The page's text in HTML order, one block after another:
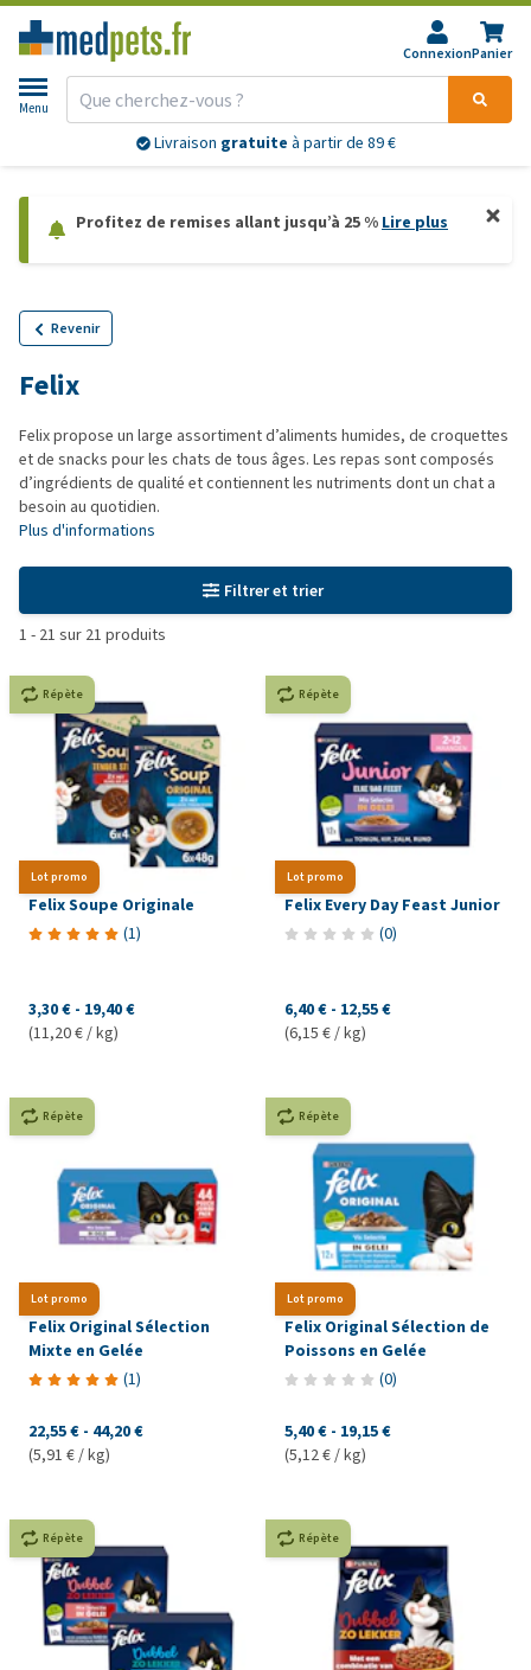
ConnexionPanier
Menu
Livraison gratuite à partir de 89 €
Profitez de remises allant jusqu’à 25 % Lire plus
Revenir
Felix
Felix propose un large assortiment d’aliments humides, de croquettes
et de snacks pour les chats de tous âges. Les repas sont composés
d’ingrédients de qualité et contiennent les nutriments dont un chat a
besoin au quotidien.
Plus d'informations
Filtrer et trier
1 - 21 sur 21 produits
Lot promo
Répète
Felix Soupe Originale
(1)
3,30 € - 19,40 €
(11,20 € / kg)
Lot promo
Répète
Felix Every Day Feast Junior
(0)
6,40 € - 12,55 €
(6,15 € / kg)
Lot promo
Répète
Felix Original Sélection
Mixte en Gelée
(1)
22,55 € - 44,20 €
(5,91 € / kg)
Lot promo
Répète
Felix Original Sélection de
Poissons en Gelée
(0)
5,40 € - 19,15 €
(5,12 € / kg)
Répète Répète